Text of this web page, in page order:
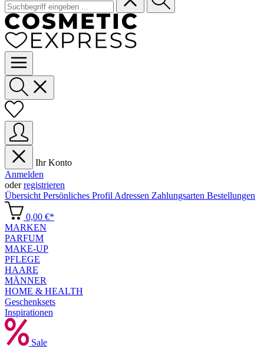
Ihr Konto
Anmelden
oderregistrieren
Übersicht Persönliches Profil Adressen Zahlungsarten Bestellungen
0,00 €*
MARKEN
PARFUM
MAKE-UP
PFLEGE
HAARE
MÄNNER
HOME & HEALTH
Geschenksets
Inspirationen
Sale